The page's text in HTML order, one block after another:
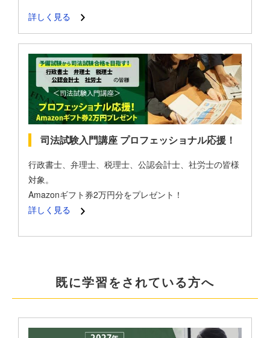
詳しく見る
司法試験入門講座 プロフェッショナル応援！
行政書士、弁理士、税理士、公認会計士、社労士の皆様
対象。
Amazonギフト券2万円分をプレゼント！
詳しく見る
既に学習をされている方へ